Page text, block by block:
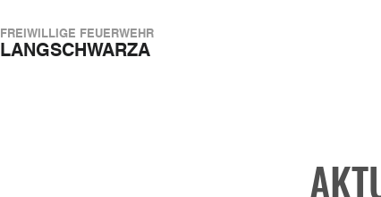
FREIWILLIGE FEUERWEHR
LANGSCHWARZA